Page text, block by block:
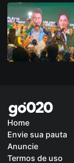
Home
Envie sua pauta
Anuncie
Termos de uso